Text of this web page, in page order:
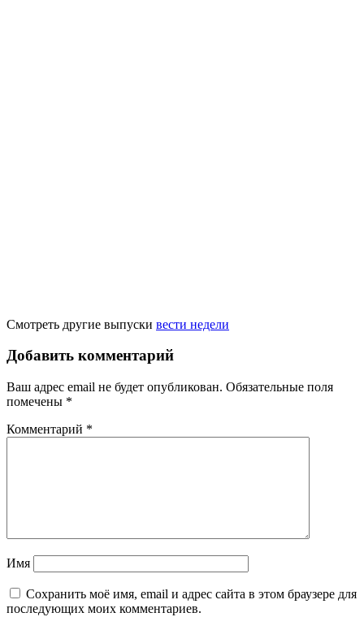
Смотреть другие выпуски вести недели
Добавить комментарий
Ваш адрес email не будет опубликован. Обязательные поля
помечены *
Комментарий *
Имя
Сохранить моё имя, email и адрес сайта в этом браузере для
последующих моих комментариев.